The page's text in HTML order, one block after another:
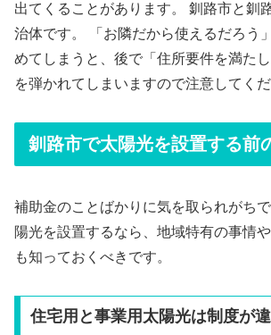
出てくることがあります。 釧路市と釧
治体です。 「お隣だから使えるだろう
めてしまうと、後で「住所要件を満た
を弾かれてしまいますので注意してくだ
釧路市で太陽光を設置する前
補助金のことばかりに気を取られがち
陽光を設置するなら、地域特有の事情
も知っておくべきです。
住宅用と事業用太陽光は制度が違